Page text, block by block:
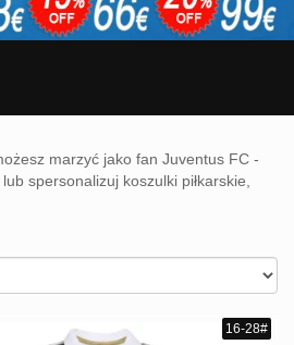
marzyć jako fan Juventus FC -
spersonalizuj koszulki piłkarskie,